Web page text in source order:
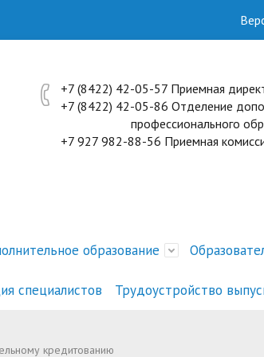
+7 (8422) 42-05-57 Приемная
+7 (8422) 42-05-86
профессионального
+7 927 982-88-56 Приемная
тестирование
образование
услуг
экзаменов
Совета директоров
специалистов Трудоустройство
кредитованию